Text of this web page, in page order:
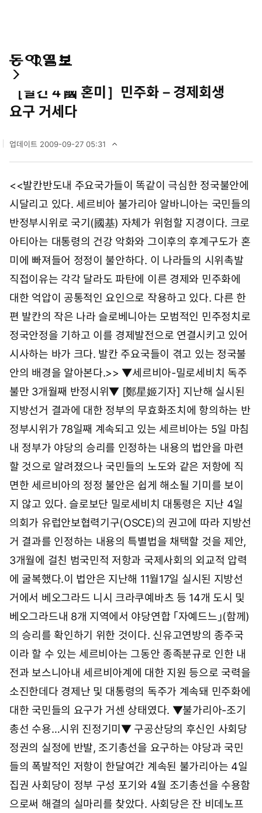
통
검
색
마
페
이
지
전
메
뉴
펼
기
경제
［발칸４國 혼미］민주화－경제회생
요구 거세다
업데이트 2009-09-27 05:31
9
년
월
7
일
0
5
3
1
분
<<발칸반도내 주요국가들이 똑같이 극심한 정국불안에
시달리고 있다. 세르비아 불가리아 알바니아는 국민들의
반정부시위로 국기(國基) 자체가 위험할 지경이다. 크로
아티아는 대통령의 건강 악화와 그이후의 후계구도가 혼
미에 빠져들어 정정이 불안하다. 이 나라들의 시위촉발
직접이유는 각각 달라도 파탄에 이른 경제와 민주화에
대한 억압이 공통적인 요인으로 작용하고 있다. 다른 한
편 발칸의 작은 나라 슬로베니아는 모범적인 민주정치로
정국안정을 기하고 이를 경제발전으로 연결시키고 있어
시사하는 바가 크다. 발칸 주요국들이 겪고 있는 정국불
안의 배경을 알아본다.>> ▼세르비아-밀로세비치 독주
불만 3개월째 반정시위▼ [鄭星姬기자] 지난해 실시된
지방선거 결과에 대한 정부의 무효화조치에 항의하는 반
정부시위가 78일째 계속되고 있는 세르비아는 5일 마침
내 정부가 야당의 승리를 인정하는 내용의 법안을 마련
할 것으로 알려졌으나 국민들의 노도와 같은 저항에 직
면한 세르비아의 정정 불안은 쉽게 해소될 기미를 보이
지 않고 있다. 슬로보단 밀로세비치 대통령은 지난 4일
의회가 유럽안보협력기구(OSCE)의 권고에 따라 지방선
거 결과를 인정하는 내용의 특별법을 채택할 것을 제안,
3개월에 걸친 범국민적 저항과 국제사회의 외교적 압력
에 굴복했다.이 법안은 지난해 11월17일 실시된 지방선
거에서 베오그라드 니시 크라쿠예바츠 등 14개 도시 및
베오그라드내 8개 지역에서 야당연합 「자예드느」(함께)
의 승리를 확인하기 위한 것이다. 신유고연방의 종주국
이라 할 수 있는 세르비아는 그동안 종족분규로 인한 내
전과 보스니아내 세르비아계에 대한 지원 등으로 국력을
소진한데다 경제난 및 대통령의 독주가 계속돼 민주화에
대한 국민들의 요구가 거센 상태였다. ▼불가리아-조기
총선 수용…시위 진정기미▼ 구공산당의 후신인 사회당
정권의 실정에 반발, 조기총선을 요구하는 야당과 국민
들의 폭발적인 저항이 한달여간 계속된 불가리아는 4일
집권 사회당이 정부 구성 포기와 4월 조기총선을 수용함
으로써 해결의 실마리를 찾았다. 사회당은 잔 비데노프